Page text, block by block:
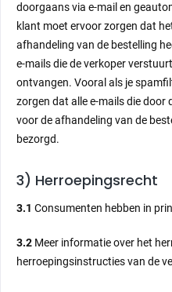
doorgaans via e-mail en
klant moet ervoor zorgen dat
afhandeling van de bestelling
e-mails die de verkoper
ontvangen. Vooral als je
zorgen dat alle e-mails die door
voor de afhandeling van de
bezorgd.
3) Herroepingsrecht
3.1 Consumenten hebben in
3.2 Meer informatie over het
herroepingsinstructies van de